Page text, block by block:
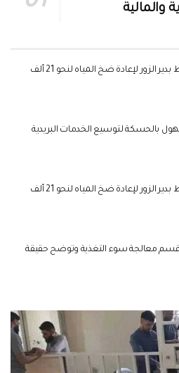
والمالية
تأهيل محطة مياه مراط بدير الزور لإعادة ضخ المياه لنحو 21 ألف
الهول بالحسكة لتوسيع الخدمات البريدية
تأهيل محطة مياه مراط بدير الزور لإعادة ضخ المياه لنحو 21 ألف
قسم معالجة سوء التغذية وتوضح حقيقة